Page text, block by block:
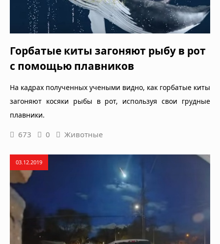
Горбатые киты загоняют рыбу в рот
с помощью плавников
На кадрах полученных учеными видно, как горбатые киты
загоняют косяки рыбы в рот, используя свои грудные
плавники.
673 0 Животные
03.12.2019